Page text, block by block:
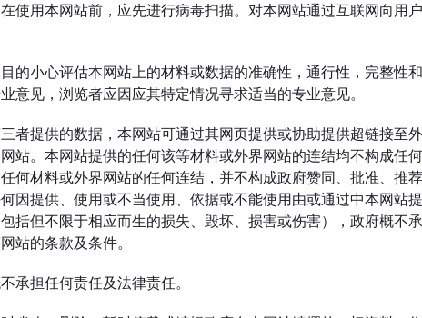
用本网站前，应先进行病毒扫描。对本网站通过互联网向用
的小心评估本网站上的材料或数据的准确性，通行性，完整性
见，浏览者应因应其特定情况寻求适当的专业意见。
者提供的数据，本网站可通过其网页提供或协助提供超链接至
站。本网站提供的任何该等材料或外界网站的连结均不构成任
何材料或外界网站的任何连结，并不构成政府赞同、批准、推
因提供、使用或不当使用、依据或不能使用由或通过中本网站
括但不限于相应而生的损失、毁坏、损害或伤害），政府概不
站的条款及条件。
承担任何责任及法律责任。